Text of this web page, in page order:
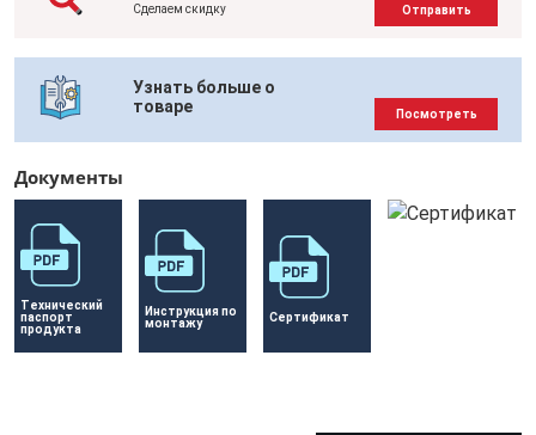
Сделаем скидку Отправить
Узнать больше о
товаре
Посмотреть
Документы
Технический
паспорт
продукта
Инструкция по
монтажу
Сертификат